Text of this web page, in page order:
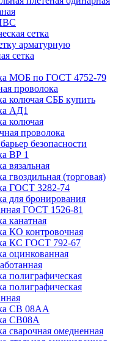
сетка
арматурную
сетка
МОБ по ГОСТ 4752-79
проволока
колючая СББ купить
АД1
колючая
проволока
безопасности
ВР 1
вязальная
гвоздильная (торговая)
ГОСТ 3282-74
для бронирования
ГОСТ 1526-81
канатная
КО контровочная
КС ГОСТ 792-67
оцинкованная
полиграфическая
полиграфическая
СВ 08АА
СВ08А
сварочная омедненная